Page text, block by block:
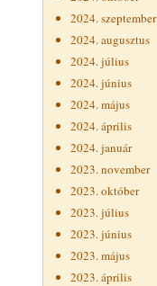
2024. szeptember
2024. augusztus
2024. július
2024. június
2024. május
2024. április
2024. január
2023. november
2023. október
2023. július
2023. június
2023. május
2023. április